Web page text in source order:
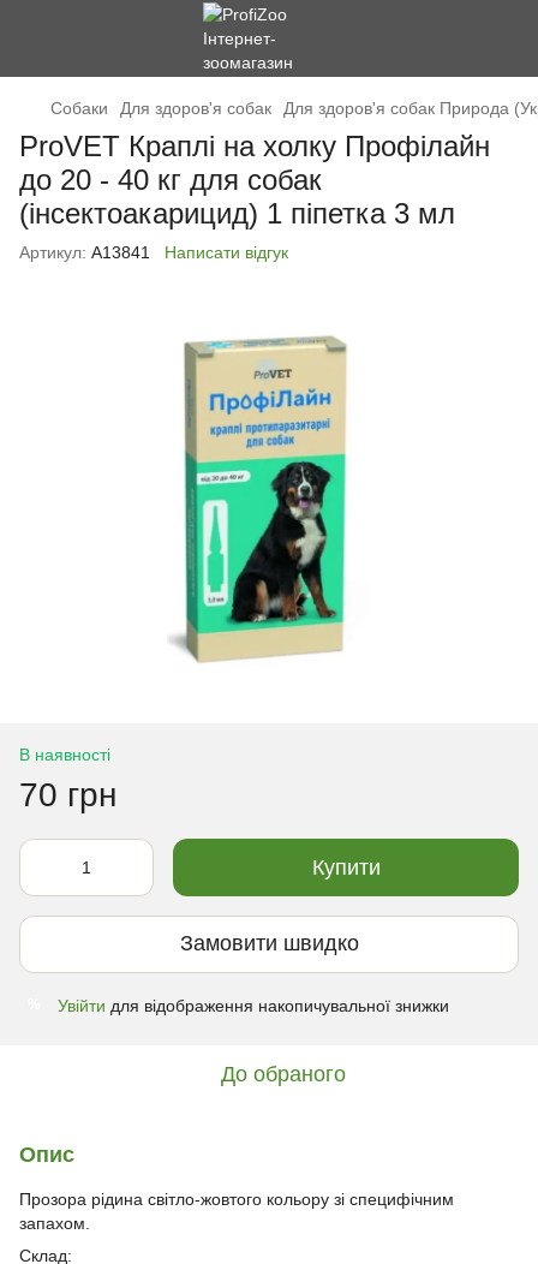
Cобаки Для здоров'я собак Для здоров'я собак Природа
ProVET Краплі на холку Профілайн
до 20 - 40 кг для собак
(інсектоакарицид) 1 піпетка 3 мл
Артикул: А13841 Написати відгук
В наявності
70 грн
Купити
Замовити швидко
Увійти для відображення накопичувальної знижки
До обраного
Опис
Прозора рідина світло-жовтого кольору зі специфічним
запахом.
Склад: